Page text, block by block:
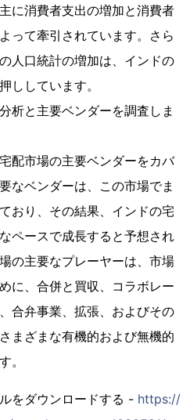
に消費者支出の増加と消費者
って牽引されています。さら
人口統計の増加は、インドの
ししています。
析と主要ベンダーを調査しま
配市場の主要ベンダーをカバ
なベンダーは、この市場でま
おり、その結果、インドの宅
ペースで成長すると予想され
の主要なプレーヤーは、市場
に、合併と買収、コラボレー
合弁事業、拡張、およびその
まざまな有機的および無機的
。
をダウンロードする - https://